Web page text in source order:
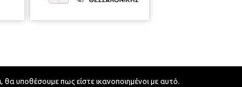
υποθέσουμε πως είστε ικανοποιημένοι με αυτό.